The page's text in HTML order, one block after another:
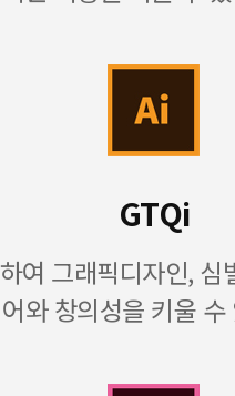
GTQi
여 그래픽디자인,
와 창의성을 키울 수